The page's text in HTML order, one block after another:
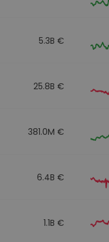
5.3B €
25.8B €
381.0M €
6.4B €
1.1B €